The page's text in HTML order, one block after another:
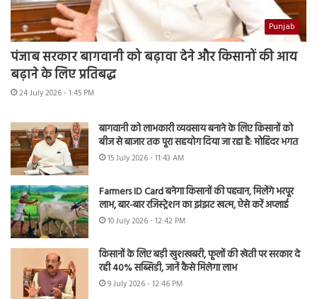
Punjab
पंजाब सरकार बागवानी को बढ़ावा देने और किसानों की आय
बढ़ाने के लिए प्रतिबद्ध
24 July 2026 - 1:45 PM
बागवानी को लाभकारी व्यवसाय बनाने के लिए किसानों को
बीज से बाजार तक पूरा सहयोग दिया जा रहा है: मोहिंदर भगत
15 July 2026 - 11:43 AM
Farmers ID Card बनेगा किसानों की पहचान, मिलेंगे भरपूर
लाभ, बार-बार रजिस्ट्रेशन का झंझट खत्म, ऐसे करें अप्लाई
10 July 2026 - 12:42 PM
किसानों के लिए बड़ी खुशखबरी, फूलों की खेती पर सरकार दे
रही 40% सब्सिडी, जानें कैसे मिलेगा लाभ
9 July 2026 - 12:46 PM